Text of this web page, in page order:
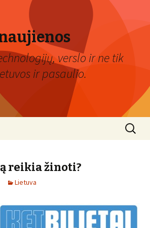
verslo ir ne tik
ir pasaulio.
Ieškoti:
reikia žinoti?
Lietuva